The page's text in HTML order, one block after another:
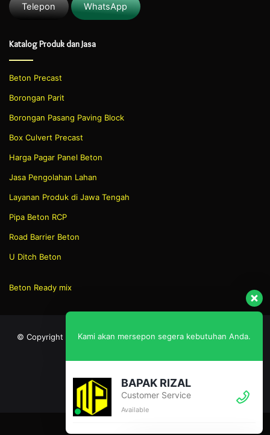
Telepon WhatsApp
Katalog Produk dan Jasa
Beton Precast
Borongan Parit
Borongan Pasang Paving Block
Box Culvert Precast
Harga Pagar Panel Beton
Jasa Pengolahan Lahan
Layanan Produk di Jawa Tengah
Pipa Beton RCP
Road Barrier Beton
U Ditch Beton
Beton Ready mix
© Copyright 2026, All Rights Reserved | Created By: BEDENG
Facebook
X YouTubeInstagram
Kami akan mersepon segera kebutuhan Anda.
BAPAK RIZAL
Customer Service
Available